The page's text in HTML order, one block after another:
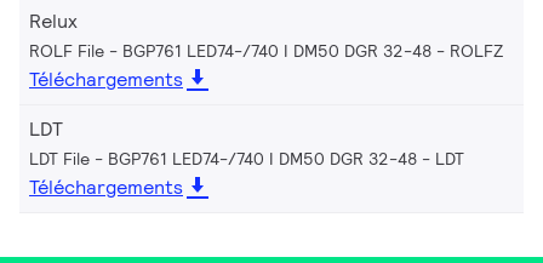
Relux
ROLF File - BGP761 LED74-/740 I DM50 DGR 32-48 ROLFZ
Téléchargements
LDT
LDT File - BGP761 LED74-/740 I DM50 DGR 32-48 LDT
Téléchargements